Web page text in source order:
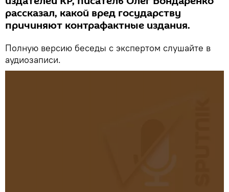
рассказал, какой вред государству
причиняют контрафактные издания.
Полную версию беседы с экспертом слушайте в
аудиозаписи.